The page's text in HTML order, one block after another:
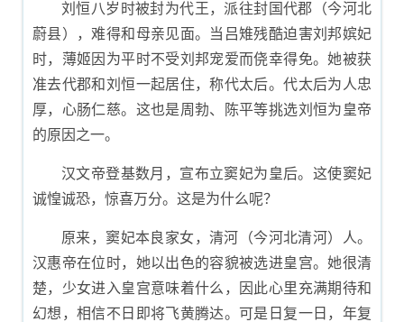
刘恒八岁时被封为代王，派往封国代郡（今河北
蔚县），难得和母亲见面。当吕雉残酷迫害刘邦嫔妃
时，薄姬因为平时不受刘邦宠爱而侥幸得免。她被获
准去代郡和刘恒一起居住，称代太后。代太后为人忠
厚，心肠仁慈。这也是周勃、陈平等挑选刘恒为皇帝
的原因之一。
汉文帝登基数月，宣布立窦妃为皇后。这使窦妃
诚惶诚恐，惊喜万分。这是为什么呢？
原来，窦妃本良家女，清河（今河北清河）人。
汉惠帝在位时，她以出色的容貌被选进皇宫。她很清
楚，少女进入皇宫意味着什么，因此心里充满期待和
幻想，相信不日即将飞黄腾达。可是日复一日，年复